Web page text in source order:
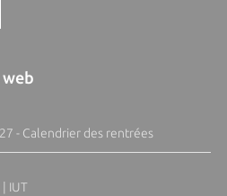
web
- Calendrier des rentrées
IUT